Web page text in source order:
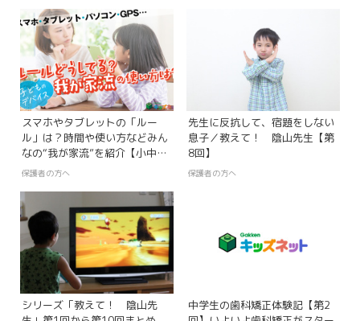
スマホやタブレットの「ルー
ル」は？時間や使い方などみん
なの“我が家流”を紹介【小中学
生のデバイス事情】
保護者の方へ
先生に反抗して、宿題をしない
息子／教えて！ 陰山先生【第
8回】
保護者の方へ
シリーズ「教えて！ 陰山先
中学生の歯科矯正体験記【第2